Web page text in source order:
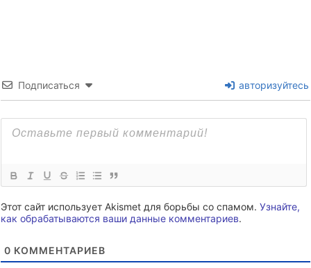
Подписаться авторизуйтесь
Этот сайт использует Akismet для борьбы со спамом. Узнайте,
как обрабатываются ваши данные комментариев.
0 КОММЕНТАРИЕВ